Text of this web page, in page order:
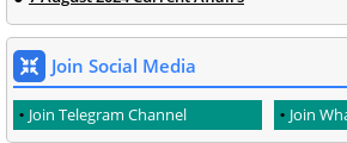
Join Social Media
Join Telegram Channel Join